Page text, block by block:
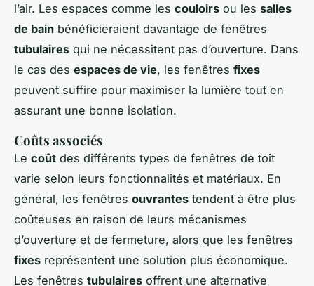
l’air. Les espaces comme les couloirs ou les salles
de bain bénéficieraient davantage de fenêtres
tubulaires qui ne nécessitent pas d’ouverture. Dans
le cas des espaces de vie, les fenêtres fixes
peuvent suffire pour maximiser la lumière tout en
assurant une bonne isolation.
Coûts associés
Le coût des différents types de fenêtres de toit
varie selon leurs fonctionnalités et matériaux. En
général, les fenêtres ouvrantes tendent à être plus
coûteuses en raison de leurs mécanismes
d’ouverture et de fermeture, alors que les fenêtres
fixes représentent une solution plus économique.
Les fenêtres tubulaires offrent une alternative